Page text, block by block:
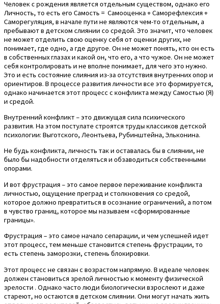
Человек с рождения является отдельным существом, однако его
Личность, то есть его Самость = Самооценка + Саморефлексия +
Саморегуляция, в начале пути не являются чем-то отдельным, а
пребывают в детском слиянии со средой. Это значит, что человек
не может отделить свою оценку себя от оценки других, не
понимает, где одно, а где другое. Он не может понять, кто он есть
в собственных глазах и какой он, что его, а что чужое. Он не может
себя контролировать и не вполне понимает, для чего это нужно.
Это и есть состояние слияния из-за отсутствия внутренних опор и
ориентиров. В процессе развития личности все это формируется,
однако начинается этот процесс с конфликта между Самостью (Я)
и средой.
Внутренний конфликт – это движущая сила психического
развития. На этом постулате строятся труды классиков детской
психологии: Выготского, Леонтьева, Рубинштейна, Эльконина.
Не будь конфликта, личность так и оставалась бы в слиянии, не
было бы надобности отделяться и обзаводиться собственными
опорами.
И вот фрустрация – это самое первое переживание конфликта
личностью, ощущение преград и столкновения со средой,
которое должно превратиться в осознание ограничений, а потом
в чувство границ, которое мы называем «сформированные
границы».
Фрустрация – это самое начало сепарации, и чем успешней идет
этот процесс, тем меньше становится степень фрустрации, то
есть степень заморозки, степень блокировки.
Этот процесс не связан с возрастом напрямую. В идеале человек
должен становиться зрелой личностью к моменту физической
зрелости . Однако часто люди биологически взрослеют и даже
стареют, но остаются в детском слиянии. Они могут начать жить